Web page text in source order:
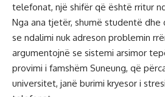
telefonat, një shifër që është rritur
Nga ana tjetër, shumë studentë dhe
se ndalimi nuk adreson problemin
argumentojnë se sistemi arsimor
provimi i famshëm Suneung, që
universitet, janë burimi kryesor i